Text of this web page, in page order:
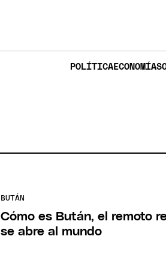
POLÍTICAECONOMÍA
BUTÁN
Cómo es Bután, el remoto
se abre al mundo